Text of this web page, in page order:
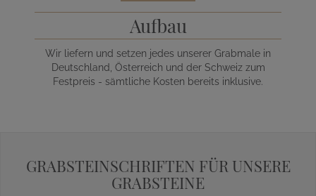
Aufbau
Wir liefern und setzen jedes unserer Grabmale in
Deutschland, Österreich und der Schweiz zum
Festpreis - sämtliche Kosten bereits inklusive.
GRABSTEINSCHRIFTEN FÜR UNSERE
GRABSTEINE